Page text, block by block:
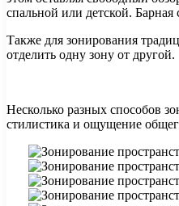
спальной или детской. Барная
Также для зонирования
отделить одну зону от другой.
Несколько разных способов
стилистика и ощущение